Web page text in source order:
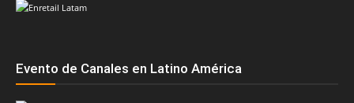
Evento de Canales en Latino América